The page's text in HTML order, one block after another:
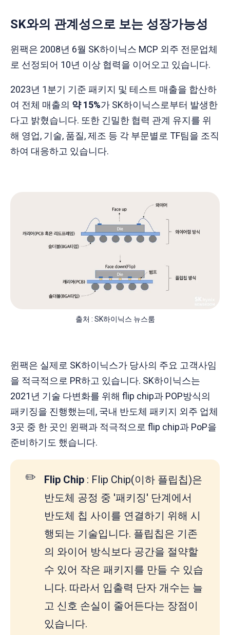
SK와의 관계성으로 보는 성장가능성
윈팩은 2008년 6월 SK하이닉스 MCP 외주 전문업체
로 선정되어 10년 이상 협력을 이어오고 있습니다.
2023년 1분기 기준 패키지 및 테스트 매출을 합산하
여 전체 매출의 약 15%가 SK하이닉스로부터 발생한
다고 밝혔습니다. 또한 긴밀한 협력 관계 유지를 위
해 영업, 기술, 품질, 제조 등 각 부문별로 TF팀을 조직
하여 대응하고 있습니다.
출처 : SK하이닉스 뉴스룸
윈팩은 실제로 SK하이닉스가 당사의 주요 고객사임
을 적극적으로 PR하고 있습니다. SK하이닉스는
2021년 기술 다변화를 위해 flip chip과 POP방식의
패키징을 진행했는데, 국내 반도체 패키지 외주 업체
3곳 중 한 곳인 윈팩과 적극적으로 flip chip과 PoP을
준비하기도 했습니다.
✏️ Flip Chip : Flip Chip(이하 플립칩)은
반도체 공정 중 '패키징' 단계에서
반도체 칩 사이를 연결하기 위해 시
행되는 기술입니다. 플립칩은 기존
의 와이어 방식보다 공간을 절약할
수 있어 작은 패키지를 만들 수 있습
니다. 따라서 입출력 단자 개수는 늘
고 신호 손실이 줄어든다는 장점이
있습니다.